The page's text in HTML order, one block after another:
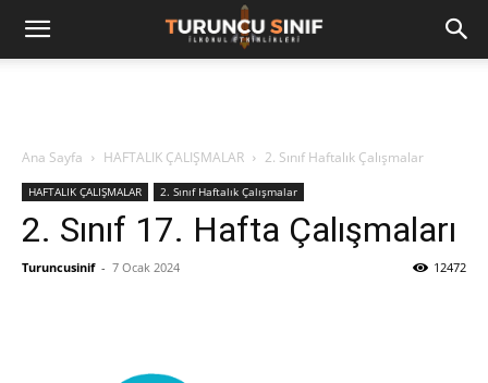
Ana Sayfa HAFTALIK ÇALIŞMALAR 2. Sınıf Haftalık Çalışmalar
HAFTALIK ÇALIŞMALAR 2. Sınıf Haftalık Çalışmalar
2. Sınıf 17. Hafta Çalışmaları
Turuncusinif - 7 Ocak 2024 12472